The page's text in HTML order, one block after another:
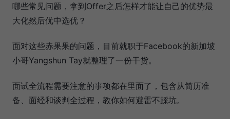
哪些常见问题，拿到Offer之后怎样才能让自己的优势最
大化然后优中选优？
面对这些赤果果的问题，目前就职于Facebook的新加坡
小哥Yangshun Tay就整理了一份干货。
面试全流程需要注意的事项都在里面了，包含从简历准
备、面经和谈判全过程，教你如何避雷不踩坑。